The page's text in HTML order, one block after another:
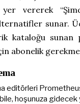
vererek
sunar.
kataloğu sunan
abonelik
editörleri
hoşunuza gidecek